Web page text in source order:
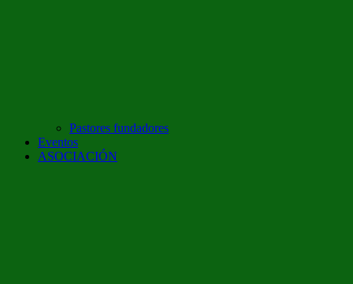
Pastores fundadores
Eventos
ASOCIACIÓN